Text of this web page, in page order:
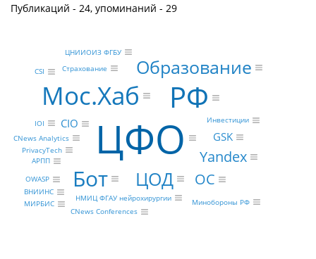
Публикаций - 24, упоминаний - 29
ЦФО
РФ
Мос.Хаб
Бот ЦОД
Образование
ОС
Yandex
GSK
CIO
Страхование
Инвестиции
PrivacyTech
CNews Analytics
АРПП
OWASP
CSI
ВНИИНС
НМИЦ ФГАУ нейрохирургии Минобороны РФ
ЦНИИОИЗ ФГБУ
МИРБИС
CNews Conferences
IOI